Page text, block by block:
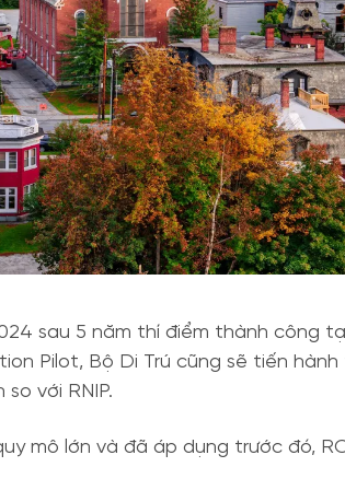
sau 5 năm thí điểm thành công
Pilot, Bộ Di Trú cũng sẽ tiến
với RNIP.
mô lớn và đã áp dụng trước đó,